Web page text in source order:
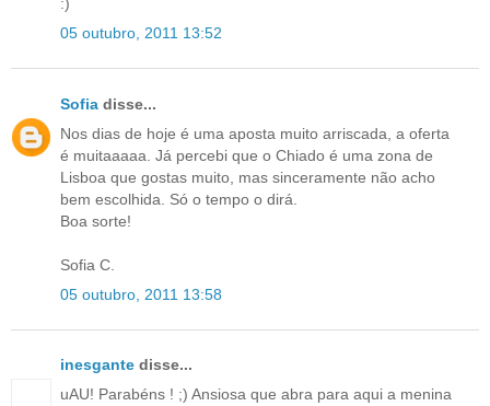
:)
05 outubro, 2011 13:52
Sofia disse...
Nos dias de hoje é uma aposta muito arriscada, a oferta
é muitaaaaa. Já percebi que o Chiado é uma zona de
Lisboa que gostas muito, mas sinceramente não acho
bem escolhida. Só o tempo o dirá.
Boa sorte!
Sofia C.
05 outubro, 2011 13:58
inesgante disse...
uAU! Parabéns ! ;) Ansiosa que abra para aqui a menina